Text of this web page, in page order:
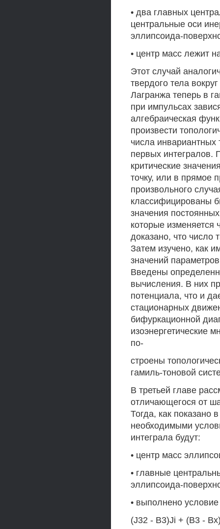
• два главных
центральные оси
эллипсоида-
• центр масс лежит
Этот случай
твердого тела
Лагранжа теперь в
при импульсах
алгебраическая
произвести
числа инвариантных
первых интегралов.
критические
точку, или в прямое
произвольного
классифицированы
значения
которые изменяется
доказано, что число
Затем изучено, как
значений
Введены
вычисления. В них
потенциала, что и
стационарных
бифуркационной
изоэнергетические
по-
строены
гамиль-тоновой
В третьей главе
отличающегося от
Тогда, как показано
необходимыми
интеграла будут:
• центр масс
• главные
эллипсоида-
• выполнено
(J32 - B3)Ji + (В3 -